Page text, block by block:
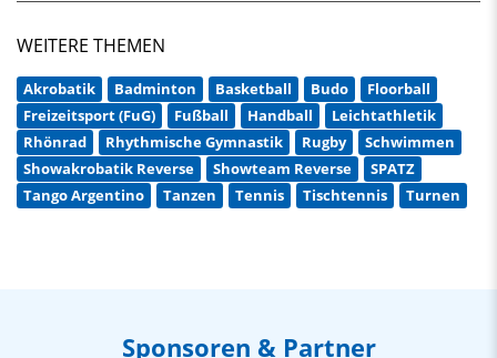
WEITERE THEMEN
Akrobatik Badminton Basketball Budo
Floorball
Freizeitsport (FuG)
Fußball Handball
Leichtathletik
Rhönrad
Rhythmische Gymnastik Rugby
Schwimmen
Showakrobatik Reverse
Showteam Reverse
SPATZ
Tango Argentino
Tanzen Tennis Tischtennis Turnen
Sponsoren & Partner